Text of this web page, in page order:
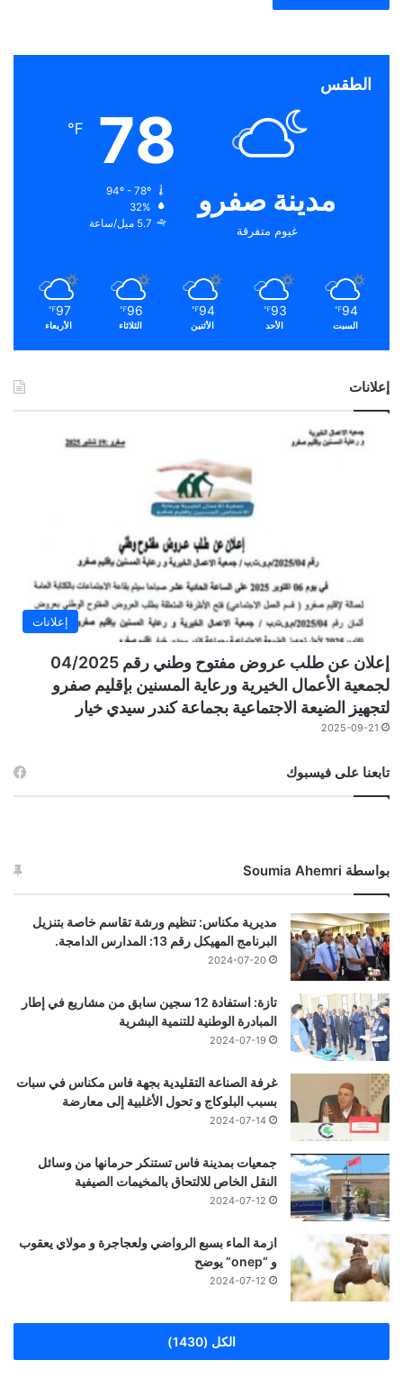
الطقس
مدينة صفرو
غيوم متفرقة
78
℉
32%
5.7 ميل/ساعة
94
℉
السبت
93
℉
الأحد
94
℉
الأثنين
96
℉
الثلاثاء
97
℉
الأربعاء
إعلانات
إعلانات
إعلان عن طلب عروض مفتوح وطني رقم 04/2025
لجمعية الأعمال الخيرية ورعاية المسنين بإقليم صفرو
لتجهيز الضيعة الاجتماعية بجماعة كندر سيدي خيار
2025-09-21
تابعنا على فيسبوك
بواسطة Soumia Ahemri
مديرية مكناس: تنظيم ورشة تقاسم خاصة بتنزيل
البرنامج المهيكل رقم 13: المدارس الدامجة.
2024-07-20
تازة: استفادة 12 سجين سابق من مشاريع في إطار
المبادرة الوطنية للتنمية البشرية
2024-07-19
غرفة الصناعة التقليدية بجهة فاس مكناس في سبات
بسبب البلوكاج و تحول الأغلبية إلى معارضة
2024-07-14
جمعيات بمدينة فاس تستنكر حرمانها من وسائل
النقل الخاص للالتحاق بالمخيمات الصيفية
2024-07-12
ازمة الماء بسبع الرواضي ولعجاجرة و مولاي يعقوب
و “onep” يوضح
2024-07-12
الكل (1430)